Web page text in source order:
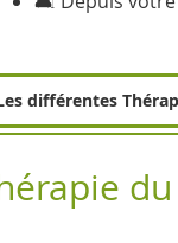
différentes